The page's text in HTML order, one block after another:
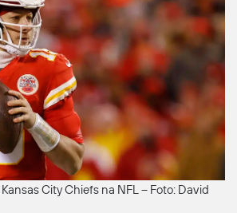
City Chiefs na NFL – Foto: David